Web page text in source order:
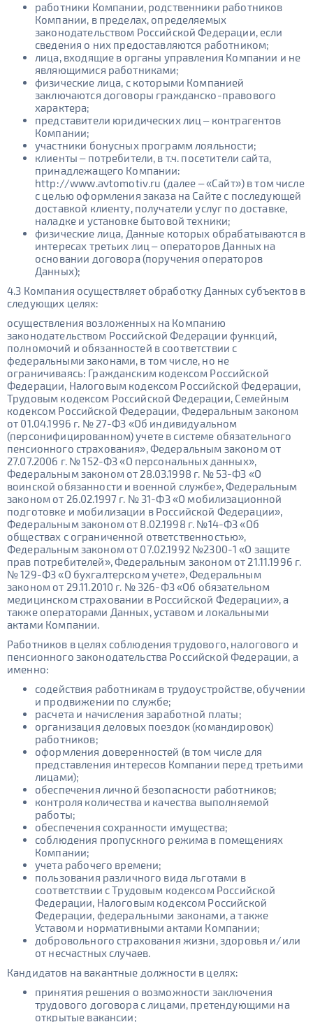
работники Компании, родственники работников
Компании, в пределах, определяемых
законодательством Российской Федерации, если
сведения о них предоставляются работником;
лица, входящие в органы управления Компании и не
являющимися работниками;
физические лица, с которыми Компанией
заключаются договоры гражданско-правового
характера;
представители юридических лиц – контрагентов
Компании;
участники бонусных программ лояльности;
клиенты – потребители, в т.ч. посетители сайта,
принадлежащего Компании:
http://www.avtomotiv.ru (далее – «Сайт») в том числе
с целью оформления заказа на Сайте с последующей
доставкой клиенту, получатели услуг по доставке,
наладке и установке бытовой техники;
физические лица, Данные которых обрабатываются в
интересах третьих лиц – операторов Данных на
основании договора (поручения операторов
Данных);
4.3 Компания осуществляет обработку Данных субъектов в
следующих целях:
осуществления возложенных на Компанию
законодательством Российской Федерации функций,
полномочий и обязанностей в соответствии с
федеральными законами, в том числе, но не
ограничиваясь: Гражданским кодексом Российской
Федерации, Налоговым кодексом Российской Федерации,
Трудовым кодексом Российской Федерации, Семейным
кодексом Российской Федерации, Федеральным законом
от 01.04.1996 г. № 27-ФЗ «Об индивидуальном
(персонифицированном) учете в системе обязательного
пенсионного страхования», Федеральным законом от
27.07.2006 г. № 152-ФЗ «О персональных данных»,
Федеральным законом от 28.03.1998 г. № 53-ФЗ «О
воинской обязанности и военной службе», Федеральным
законом от 26.02.1997 г. № 31-ФЗ «О мобилизационной
подготовке и мобилизации в Российской Федерации»,
Федеральным законом от 8.02.1998 г. №14-ФЗ «Об
обществах с ограниченной ответственностью»,
Федеральным законом от 07.02.1992 №2300-1 «О защите
прав потребителей», Федеральным законом от 21.11.1996 г.
№ 129-ФЗ «О бухгалтерском учете», Федеральным
законом от 29.11.2010 г. № 326-ФЗ «Об обязательном
медицинском страховании в Российской Федерации», а
также операторами Данных, уставом и локальными
актами Компании.
Работников в целях соблюдения трудового, налогового и
пенсионного законодательства Российской Федерации, а
именно:
содействия работникам в трудоустройстве, обучении
и продвижении по службе;
расчета и начисления заработной платы;
организация деловых поездок (командировок)
работников;
оформления доверенностей (в том числе для
представления интересов Компании перед третьими
лицами);
обеспечения личной безопасности работников;
контроля количества и качества выполняемой
работы;
обеспечения сохранности имущества;
соблюдения пропускного режима в помещениях
Компании;
учета рабочего времени;
пользования различного вида льготами в
соответствии с Трудовым кодексом Российской
Федерации, Налоговым кодексом Российской
Федерации, федеральными законами, а также
Уставом и нормативными актами Компании;
добровольного страхования жизни, здоровья и/или
от несчастных случаев.
Кандидатов на вакантные должности в целях:
принятия решения о возможности заключения
трудового договора с лицами, претендующими на
открытые вакансии;